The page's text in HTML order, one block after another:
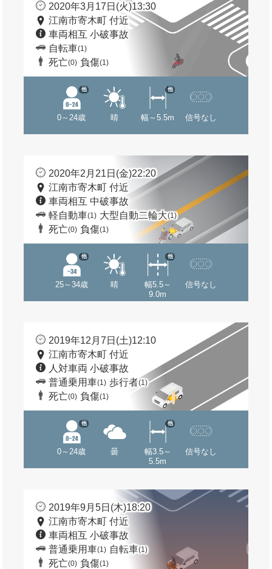
2020年3月17日(火)13:30
江南市寄木町 付近
車両相互 小破事故
自転車(1)
死亡(0) 負傷(1)
0～24歳
他
晴 幅～5.5m
他
信号なし
2020年2月21日(金)22:20
江南市寄木町 付近
車両相互 中破事故
軽自動車(1) 大型自動二輪大(1)
死亡(0) 負傷(1)
25～34歳
他
晴
幅5.5～
9.0m
他
信号なし
2019年12月7日(土)12:10
江南市寄木町 付近
人対車両 小破事故
普通乗用車(1) 歩行者(1)
死亡(0) 負傷(1)
0～24歳
他
曇
幅3.5～
5.5m
他
信号なし
2019年9月5日(木)18:20
江南市寄木町 付近
車両相互 小破事故
普通乗用車(1) 自転車(1)
死亡(0) 負傷(1)